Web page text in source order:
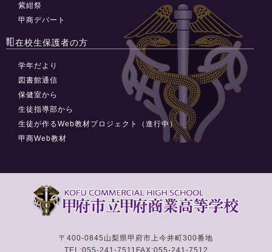
紫紺祭
甲商デパート
在校生保護者の方
学年だより
図書館通信
保健室から
生徒指導部から
生徒が作るWeb教材プロジェクト（進行中）
甲商Web教材
〒400-0845 山梨県甲府市上今井町300番地
TEL:055-241-7511 FAX:055-241-7512